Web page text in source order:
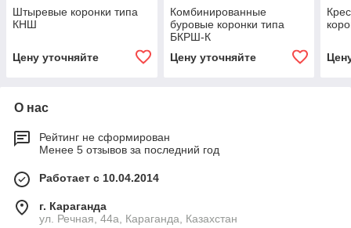
Штыревые коронки типа
КНШ
Цену уточняйте
Комбинированные
буровые коронки типа
БКРШ-К
Цену уточняйте
О нас
Рейтинг не сформирован
Менее 5 отзывов за последний год
Работает с 10.04.2014
г. Караганда
ул. Речная, 44а, Караганда, Казахстан